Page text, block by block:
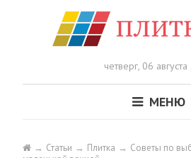
четверг, 06
МЕНЮ
Статьи Плитка
Советы по